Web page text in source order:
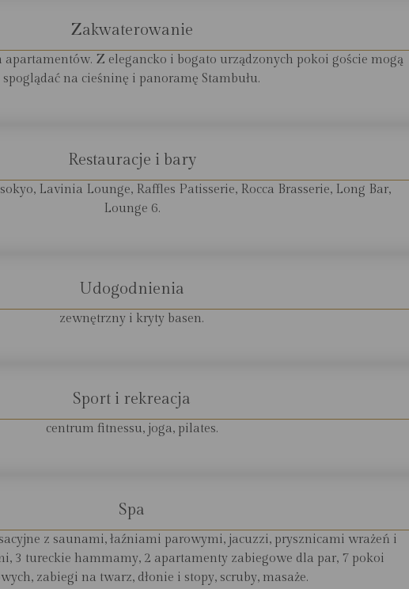
Zakwaterowanie
Z elegancko i bogato urządzonych pokoi goście mogą
spoglądać na cieśninę i panoramę Stambułu.
Restauracje i bary
Lavinia Lounge, Raffles Patisserie, Rocca Brasserie, Long Bar,
Lounge 6.
Udogodnienia
zewnętrzny i kryty basen.
Sport i rekreacja
centrum fitnessu, joga, pilates.
Spa
z saunami, łaźniami parowymi, jacuzzi, prysznicami wrażeń i
3 tureckie hammamy, 2 apartamenty zabiegowe dla par, 7 pokoi
zabiegi na twarz, dłonie i stopy, scruby, masaże.